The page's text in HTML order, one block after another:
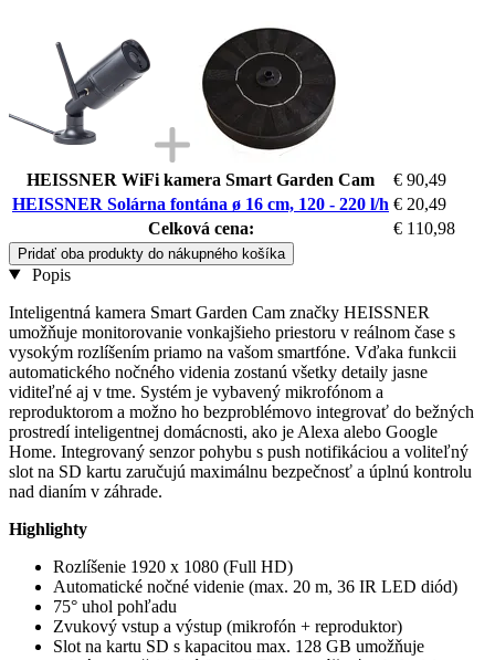
HEISSNER WiFi kamera Smart Garden Cam
€ 90,49
HEISSNER Solárna fontána ø 16 cm, 120 - 220 l/h € 20,49
Celková cena:
€ 110,98
Pridať oba produkty do nákupného košíka
Popis
Inteligentná kamera Smart Garden Cam značky HEISSNER
umožňuje monitorovanie vonkajšieho priestoru v reálnom čase s
vysokým rozlíšením priamo na vašom smartfóne. Vďaka funkcii
automatického nočného videnia zostanú všetky detaily jasne
viditeľné aj v tme. Systém je vybavený mikrofónom a
reproduktorom a možno ho bezproblémovo integrovať do bežných
prostredí inteligentnej domácnosti, ako je Alexa alebo Google
Home. Integrovaný senzor pohybu s push notifikáciou a voliteľný
slot na SD kartu zaručujú maximálnu bezpečnosť a úplnú kontrolu
nad dianím v záhrade.
Highlighty
Rozlíšenie 1920 x 1080 (Full HD)
Automatické nočné videnie (max. 20 m, 36 IR LED diód)
75° uhol pohľadu
Zvukový vstup a výstup (mikrofón + reproduktor)
Slot na kartu SD s kapacitou max. 128 GB umožňuje